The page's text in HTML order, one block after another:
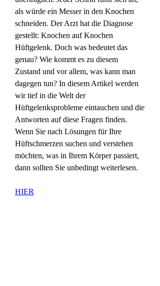
als würde ein Messer in den Knochen
schneiden. Der Arzt hat die Diagnose
gestellt: Knochen auf Knochen
Hüftgelenk. Doch was bedeutet das
genau? Wie kommt es zu diesem
Zustand und vor allem, was kann man
dagegen tun? In diesem Artikel werden
wir tief in die Welt der
Hüftgelenksprobleme eintauchen und die
Antworten auf diese Fragen finden.
Wenn Sie nach Lösungen für Ihre
Hüftschmerzen suchen und verstehen
möchten, was in Ihrem Körper passiert,
dann sollten Sie unbedingt weiterlesen.
HIER